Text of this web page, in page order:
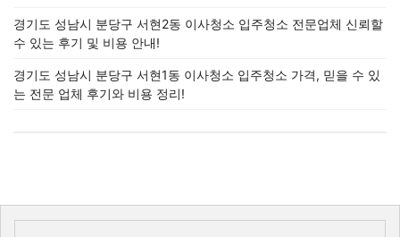
경기도 성남시 분당구 서현2동 이사청소 입주청소 전문업체 신뢰할
수 있는 후기 및 비용 안내!
경기도 성남시 분당구 서현1동 이사청소 입주청소 가격, 믿을 수 있
는 전문 업체 후기와 비용 정리!